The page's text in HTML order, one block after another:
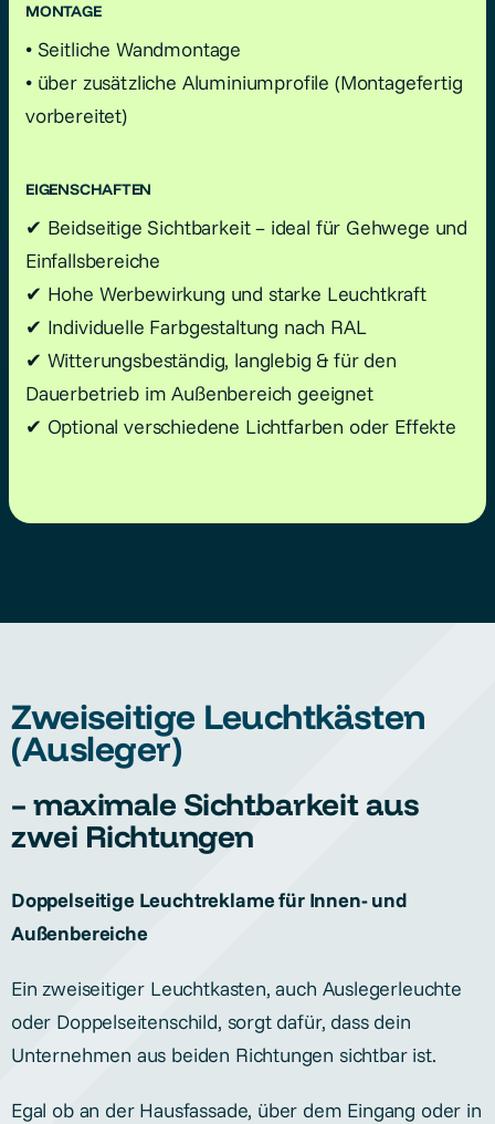
MONTAGE
• Seitliche Wandmontage
• über zusätzliche Aluminiumprofile (Montagefertig
vorbereitet)
EIGENSCHAFTEN
✔ Beidseitige Sichtbarkeit – ideal für Gehwege und
Einfallsbereiche
✔ Hohe Werbewirkung und starke Leuchtkraft
✔ Individuelle Farbgestaltung nach RAL
✔ Witterungsbeständig, langlebig & für den
Dauerbetrieb im Außenbereich geeignet
✔ Optional verschiedene Lichtfarben oder Effekte
Zweiseitige Leuchtkästen
(Ausleger)
– maximale Sichtbarkeit aus
zwei Richtungen
Doppelseitige Leuchtreklame für Innen- und
Außenbereiche
Ein zweiseitiger Leuchtkasten, auch Auslegerleuchte
oder Doppelseitenschild, sorgt dafür, dass dein
Unternehmen aus beiden Richtungen sichtbar ist.
Egal ob an der Hausfassade, über dem Eingang oder in